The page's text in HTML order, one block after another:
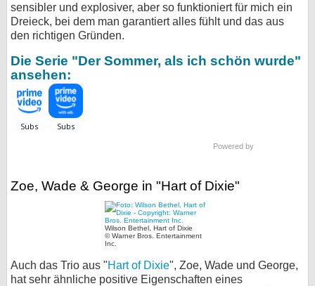
sensibler und explosiver, aber so funktioniert für mich ein
Dreieck, bei dem man garantiert alles fühlt und das aus
den richtigen Gründen.
Die Serie "Der Sommer, als ich schön wurde"
ansehen:
Powered by
Zoe, Wade & George in "Hart of Dixie"
Wilson Bethel, Hart of Dixie
© Warner Bros. Entertainment
Inc.
Auch das Trio aus "Hart of Dixie", Zoe, Wade und George,
hat sehr ähnliche positive Eigenschaften eines